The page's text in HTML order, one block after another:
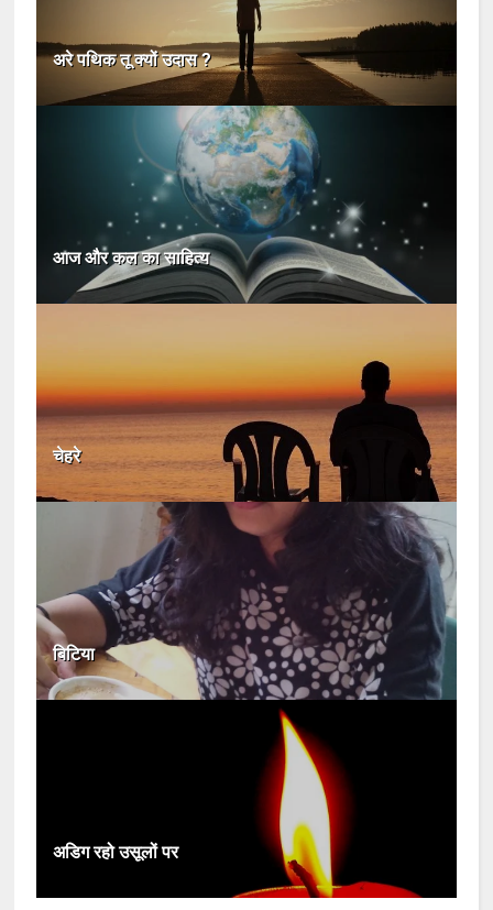
अरे पथिक तू क्यों उदास ?
आज और कल का साहित्य
चेहरे
बिटिया
अडिग रहो उसूलों पर